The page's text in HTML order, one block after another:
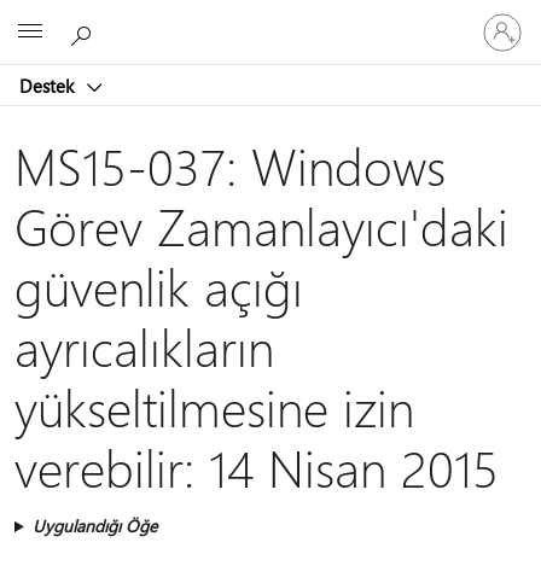
Destek
oturum
açın
MS15-037: Windows
Görev Zamanlayıcı'daki
güvenlik açığı
ayrıcalıkların
yükseltilmesine izin
verebilir: 14 Nisan 2015
Uygulandığı Öğe